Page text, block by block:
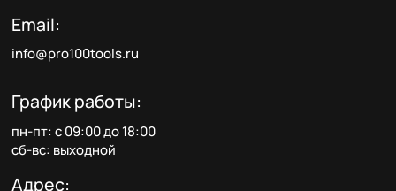
Email:
info@pro100tools.ru
График работы:
пн-пт: с 09:00 до 18:00
сб-вс: выходной
Адрес: